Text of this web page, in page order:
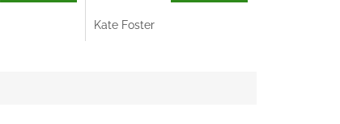
Kate Foster